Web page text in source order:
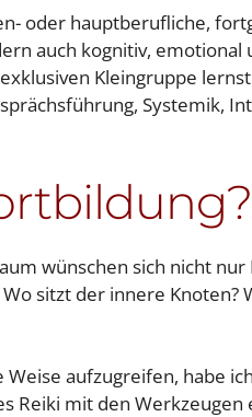
oder hauptberufliche,
auch kognitiv,
Kleingruppe
Systemik,
wünschen sich nicht
sitzt der innere Knoten?
aufzugreifen, habe
Reiki mit den